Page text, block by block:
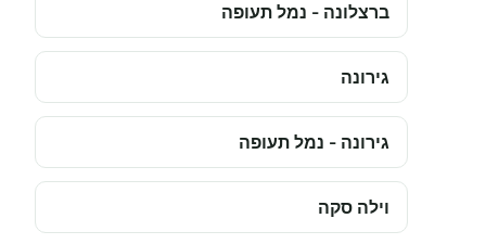
ברצלונה - נמל תעופה
גירונה
גירונה - נמל תעופה
וילה סקה